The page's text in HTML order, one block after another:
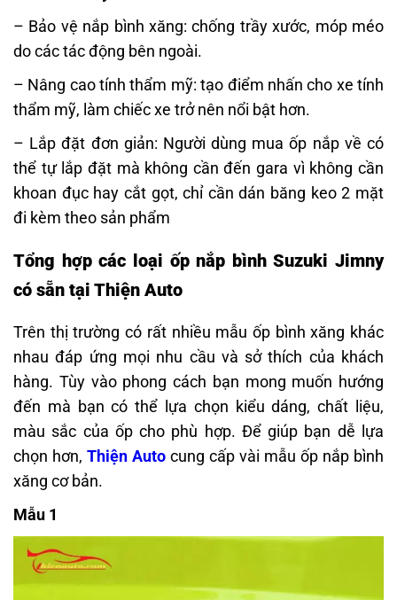
– Bảo vệ nắp bình xăng: chống trầy xước, móp méo
do các tác động bên ngoài.
– Nâng cao tính thẩm mỹ: tạo điểm nhấn cho xe tính
thẩm mỹ, làm chiếc xe trở nên nổi bật hơn.
– Lắp đặt đơn giản: Người dùng mua ốp nắp về có
thể tự lắp đặt mà không cần đến gara vì không cần
khoan đục hay cắt gọt, chỉ cần dán băng keo 2 mặt
đi kèm theo sản phẩm
Tổng hợp các loại ốp nắp bình Suzuki Jimny
có sẵn tại Thiện Auto
Trên thị trường có rất nhiều mẫu ốp bình xăng khác
nhau đáp ứng mọi nhu cầu và sở thích của khách
hàng. Tùy vào phong cách bạn mong muốn hướng
đến mà bạn có thể lựa chọn kiểu dáng, chất liệu,
màu sắc của ốp cho phù hợp. Để giúp bạn dễ lựa
chọn hơn, Thiện Auto cung cấp vài mẫu ốp nắp bình
xăng cơ bản.
Mẫu 1